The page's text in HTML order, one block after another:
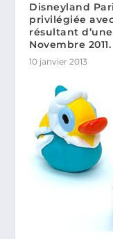
Disneyland
privilégiée
résultant
Novembre 2011.
10 janvier 2013